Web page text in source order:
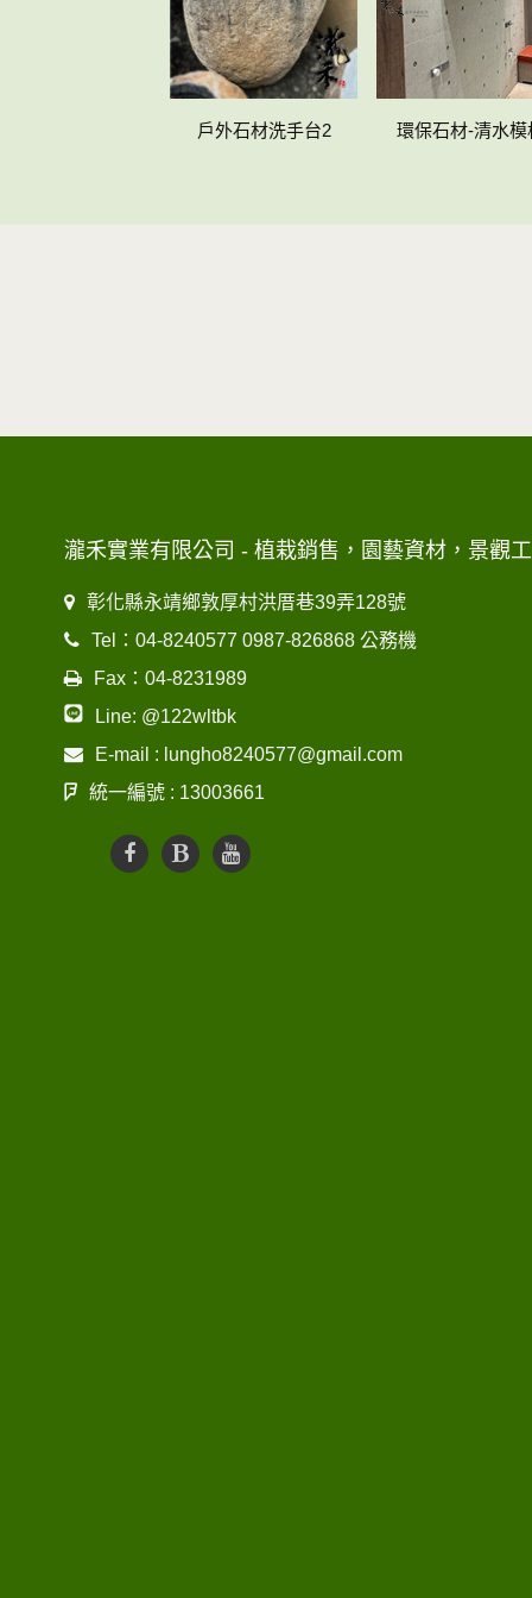
戶外石材洗手台2 環保石材-清水模
瀧禾實業有限公司 - 植栽銷售，園藝資材，景觀
彰化縣永靖鄉敦厚村洪厝巷39弄128號
Tel：04-8240577 0987-826868 公務機
Fax：04-8231989
Line: @122wltbk
E-mail : lungho8240577@gmail.com
統一編號 : 13003661